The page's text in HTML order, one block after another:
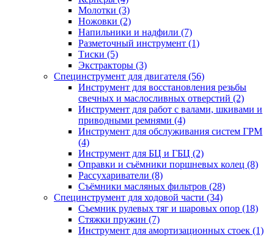
Молотки (3)
Ножовки (2)
Напильники и надфили (7)
Разметочный инструмент (1)
Тиски (5)
Экстракторы (3)
Специнструмент для двигателя (56)
Инструмент для восстановления резьбы
свечных и маслосливных отверстий (2)
Инструмент для работ с валами, шкивами и
приводными ремнями (4)
Инструмент для обслуживания систем ГРМ
(4)
Инструмент для БЦ и ГБЦ (2)
Оправки и съёмники поршневых колец (8)
Рассухариватели (8)
Съёмники масляных фильтров (28)
Специнструмент для ходовой части (34)
Съемник рулевых тяг и шаровых опор (18)
Стяжки пружин (7)
Инструмент для амортизационных стоек (1)